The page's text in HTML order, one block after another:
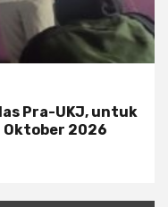
Pra-UKJ, untuk
Oktober 2026